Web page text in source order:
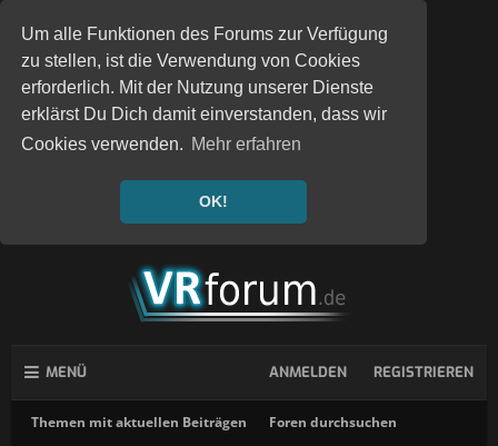
Um alle Funktionen des Forums zur Verfügung
zu stellen, ist die Verwendung von Cookies
erforderlich. Mit der Nutzung unserer Dienste
erklärst Du Dich damit einverstanden, dass wir
Cookies verwenden. Mehr erfahren
OK!
MENÜ
Themen mit aktuellen Beiträgen Foren durchsuchen
ANMELDEN REGISTRIEREN